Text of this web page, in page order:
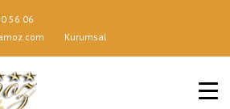
56 06
Kurumsal
ANA SAYFA